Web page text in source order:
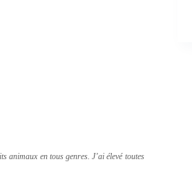
animaux en tous genres. J’ai élevé toutes